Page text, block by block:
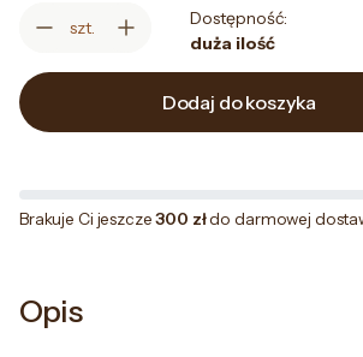
szt.
Dostępność:
duża ilość
Dodaj do koszyka
Brakuje Ci jeszcze300 złdo darmowej
Opis